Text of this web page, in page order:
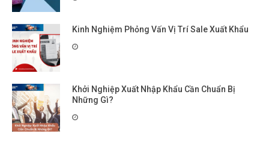
Kinh Nghiệm Phỏng Vấn Vị Trí Sale Xuất Khẩu
Khởi Nghiệp Xuất Nhập Khẩu Cần Chuẩn Bị
Những Gì?